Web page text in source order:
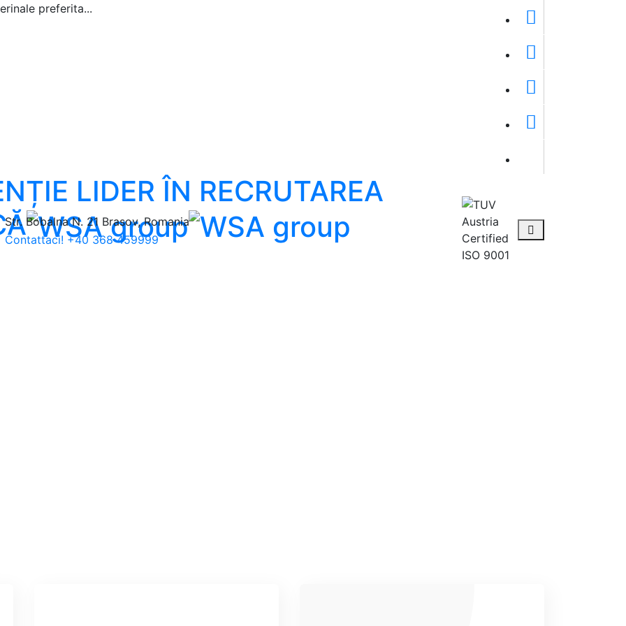
preferita...
LIDER ÎN RECRUTAREA
Str. Bobalna N. 21 Brasov, Romania
Contattaci! +40 368 459999